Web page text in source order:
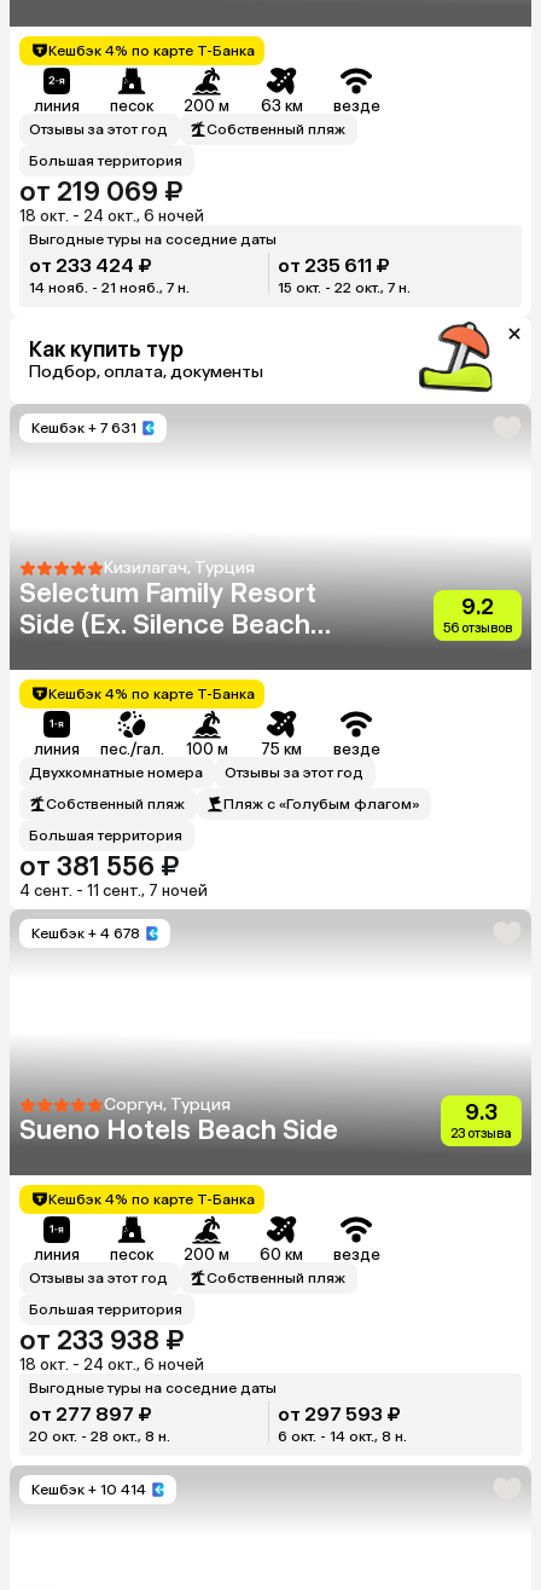
Кешбэк 4% по карте Т-Банка
линия песок 200 м 63 км везде
Отзывы за этот год
Собственный пляж
Большая территория
от 219 069 ₽
18 окт. - 24 окт., 6 ночей
Выгодные туры на соседние даты
от 233 424 ₽
14 нояб. - 21 нояб., 7 н.
от 235 611 ₽
15 окт. - 22 окт., 7 н.
Как купить тур
Подбор, оплата, документы
Кешбэк + 7 631
Кизилагач, Турция
Selectum Family Resort
Side (Ex. Silence Beach
9.2
56 отзывов
Кешбэк 4% по карте Т-Банка
линия пес./гал. 100 м 75 км везде
Двухкомнатные номера
Отзывы за этот год
Собственный пляж
Пляж с «Голубым флагом»
Большая территория
от 381 556 ₽
4 сент. - 11 сент., 7 ночей
Кешбэк + 4 678
Соргун, Турция
Sueno Hotels Beach Side
9.3
23 отзыва
Кешбэк 4% по карте Т-Банка
линия песок 200 м 60 км везде
Отзывы за этот год
Собственный пляж
Большая территория
от 233 938 ₽
18 окт. - 24 окт., 6 ночей
Выгодные туры на соседние даты
от 277 897 ₽
20 окт. - 28 окт., 8 н.
от 297 593 ₽
6 окт. - 14 окт., 8 н.
Кешбэк + 10 414